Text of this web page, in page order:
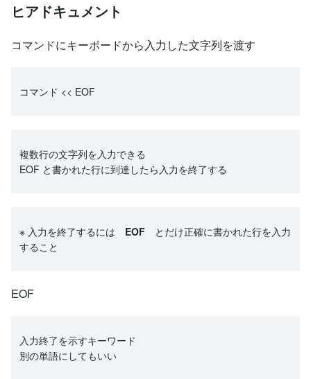
ヒアドキュメント
コマンドにキーボードから入力した文字列を渡す
コマンド << EOF
複数行の文字列を入力できる
EOF と書かれた行に到達したら入力を終了する
※ 入力を終了するには EOF とだけ正確に書かれた行を入力
すること
EOF
入力終了を示すキーワード
別の単語にしてもいい